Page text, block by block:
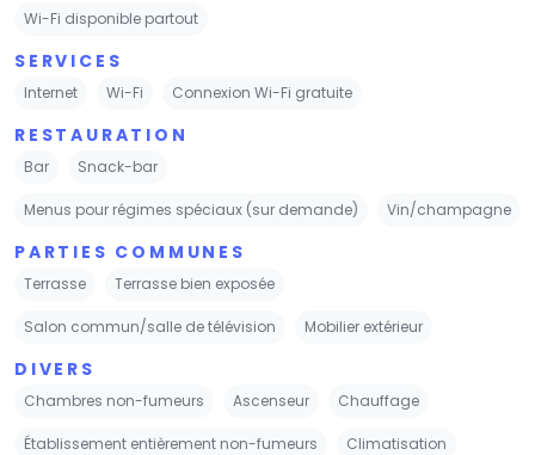
Wi-Fi disponible partout
SERVICES
Internet Wi-Fi Connexion Wi-Fi gratuite
RESTAURATION
Bar Snack-bar
Menus pour régimes spéciaux (sur demande) Vin/champagne
PARTIES COMMUNES
Terrasse Terrasse bien exposée
Salon commun/salle de télévision Mobilier extérieur
DIVERS
Chambres non-fumeurs Ascenseur Chauffage
Établissement entièrement non-fumeurs Climatisation